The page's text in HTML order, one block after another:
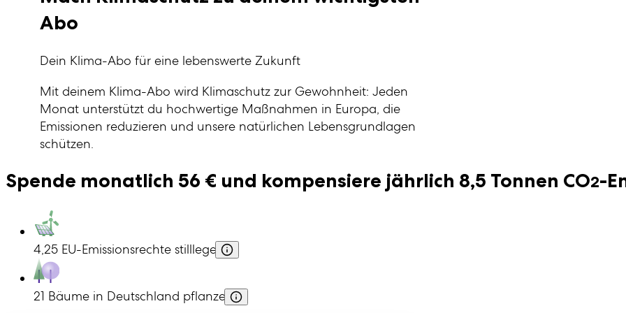
Abo
Dein Klima-Abo für eine lebenswerte Zukunft
Mit deinem Klima-Abo wird Klimaschutz zur Gewohnheit: Jeden
Monat unterstützt du hochwertige Maßnahmen in Europa, die
Emissionen reduzieren und unsere natürlichen Lebensgrundlagen
schützen.
Spende monatlich 56 € und kompensiere jährlich 8,5 Tonnen CO2-
4,25 EU-Emissionsrechte stilllegen
Mehr Infos zeigen
21 Bäume in Deutschland pflanzen
Mehr Infos zeigen